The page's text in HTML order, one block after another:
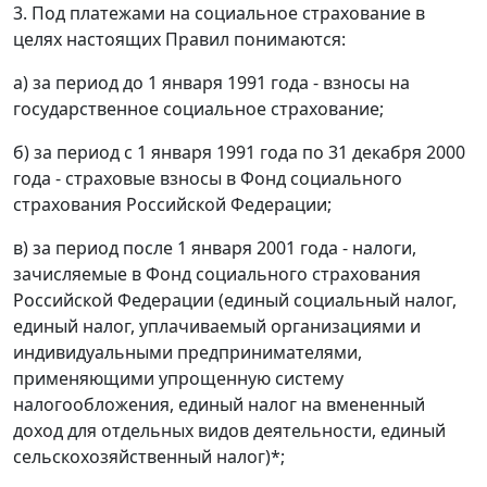
3. Под платежами на социальное страхование в
целях настоящих Правил понимаются:
а) за период до 1 января 1991 года - взносы на
государственное социальное страхование;
б) за период с 1 января 1991 года по 31 декабря 2000
года - страховые взносы в Фонд социального
страхования Российской Федерации;
в) за период после 1 января 2001 года - налоги,
зачисляемые в Фонд социального страхования
Российской Федерации (единый социальный налог,
единый налог, уплачиваемый организациями и
индивидуальными предпринимателями,
применяющими упрощенную систему
налогообложения, единый налог на вмененный
доход для отдельных видов деятельности, единый
сельскохозяйственный налог)*;